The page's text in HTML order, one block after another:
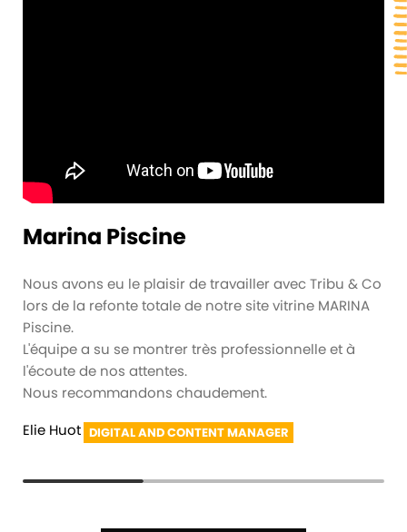
Marina Piscine
Nous avons eu le plaisir de travailler avec Tribu & Co
lors de la refonte totale de notre site vitrine MARINA
Piscine.
L'équipe a su se montrer très professionnelle et à
l'écoute de nos attentes.
Nous recommandons chaudement.
Elie Huot DIGITAL AND CONTENT MANAGER
Alex Pierson, RESPONSABLE MARKETING DIGITAL
Samuel BUCHWALDER,
CHARGÉ DE MISSION COMMUNICATION ET QUALITÉ